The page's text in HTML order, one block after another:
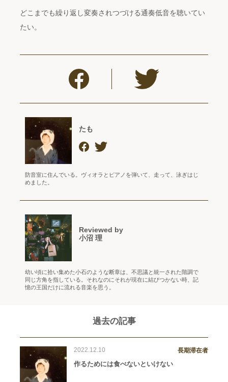
どこまでも繰り返し変奏されつづける通奏低音を聴いてい
たい。
たも
防音室に住んでいる。ヴィオラとピアノを弾いて、走って、泳ぎはじ
めました。
Reviewed by
小沼 理
幼い頃に拾い集めた小石のような断章は、不思議と統一された階調で
同じ方角を指している。それなのにそれが現在に結びつかない時、記
憶の王国だけに流れる音楽を思う。
過去の記事
2022.12.10 長期滞在者
作るためには食べないといけない